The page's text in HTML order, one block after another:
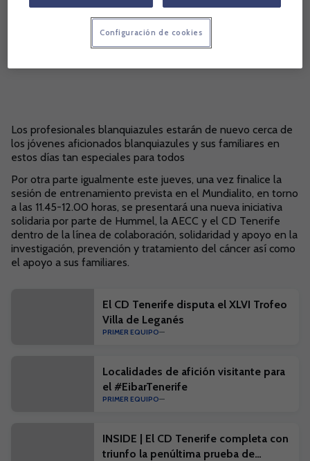
Los profesionales blanquiazules estarán de nuevo cerca de
los jóvenes aficionados blanquiazules y sus familiares en
estos días tan especiales para todos
Por otra parte igualmente este jueves, una vez finalice la
sesión de entrenamiento prevista en el Mundialito, en torno
a las 11.45-12.00 horas, se presentará una nueva iniciativa
solidaria por parte de Hummel, la AECC y el CD Tenerife
dentro de la línea de colaboración, solidaridad y apoyo en la
investigación, prevención y tratamiento del cáncer así como
el apoyo a sus familiares.
El CD Tenerife disputa el XLVI Trofeo
Villa de Leganés
PRIMER EQUIPO
Localidades de afición visitante para
el #EibarTenerife
PRIMER EQUIPO
INSIDE | El CD Tenerife completa con
triunfo la penúltima prueba de
Configuración de cookies